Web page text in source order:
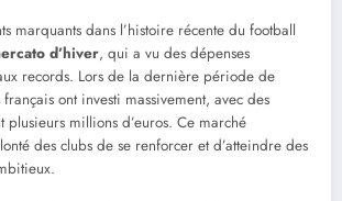
marquants dans l’histoire récente du football
d’hiver, qui a vu des dépenses
records. Lors de la dernière période de
ont investi massivement, avec des
plusieurs millions d’euros. Ce marché
des clubs de se renforcer et d’atteindre des